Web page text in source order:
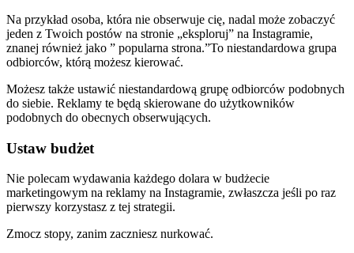
Na przykład osoba, która nie obserwuje cię, nadal może zobaczyć
jeden z Twoich postów na stronie „eksploruj” na Instagramie,
znanej również jako ” popularna strona.”To niestandardowa grupa
odbiorców, którą możesz kierować.
Możesz także ustawić niestandardową grupę odbiorców podobnych
do siebie. Reklamy te będą skierowane do użytkowników
podobnych do obecnych obserwujących.
Ustaw budżet
Nie polecam wydawania każdego dolara w budżecie
marketingowym na reklamy na Instagramie, zwłaszcza jeśli po raz
pierwszy korzystasz z tej strategii.
Zmocz stopy, zanim zaczniesz nurkować.